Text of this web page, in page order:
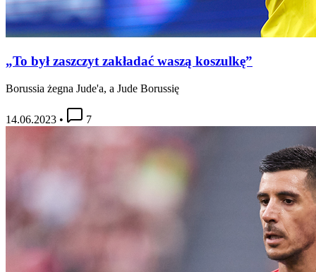
„To był zaszczyt zakładać waszą koszulkę”
Borussia żegna Jude'a, a Jude Borussię
14.06.2023 • 7